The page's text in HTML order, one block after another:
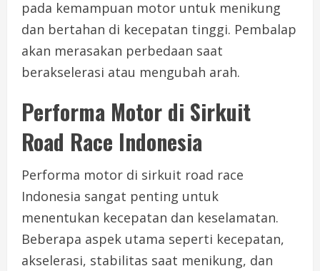
pada kemampuan motor untuk menikung
dan bertahan di kecepatan tinggi. Pembalap
akan merasakan perbedaan saat
berakselerasi atau mengubah arah.
Performa Motor di Sirkuit
Road Race Indonesia
Performa motor di sirkuit road race
Indonesia sangat penting untuk
menentukan kecepatan dan keselamatan.
Beberapa aspek utama seperti kecepatan,
akselerasi, stabilitas saat menikung, dan